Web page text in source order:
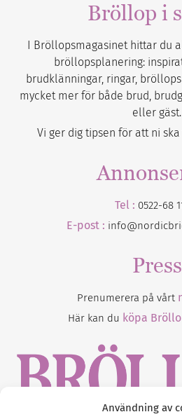
Användning av
Bröllop i
I Bröllopsmagasinet hittar du
bröllopsplanering:
brudklänningar, ringar,
mycket mer för både brud,
eller gäst.
Vi ger dig tipsen för att ni
Tel : 0522-68
E-post :
Press
Prenumerera på vårt
Här kan du köpa